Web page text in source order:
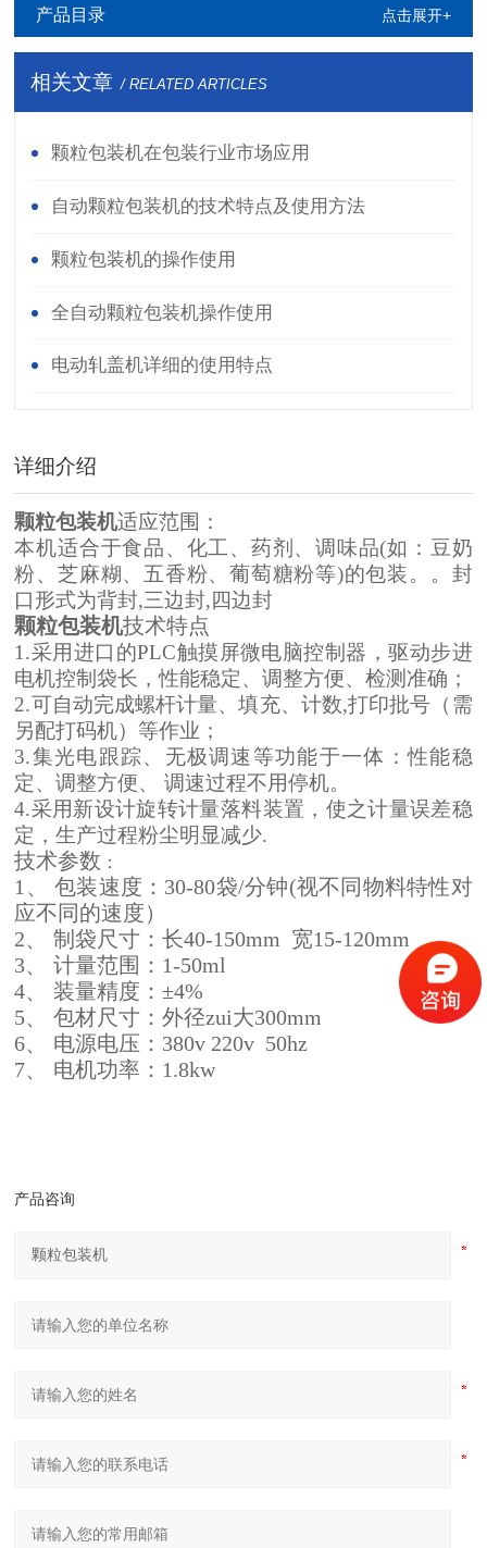
产品目录 点击展开+
相关文章 / RELATED ARTICLES
颗粒包装机在包装行业市场应用
自动颗粒包装机的技术特点及使用方法
颗粒包装机的操作使用
全自动颗粒包装机操作使用
电动轧盖机详细的使用特点
详细介绍
颗粒包装机适应范围：
本机适合于食品、化工、药剂、调味品(如：豆奶
粉、芝麻糊、五香粉、葡萄糖粉等)的包装。。封
口形式为背封,三边封,四边封
颗粒包装机技术特点
1.采用进口的PLC触摸屏微电脑控制器，驱动步进
电机控制袋长，性能稳定、调整方便、检测准确；
2.可自动完成螺杆计量、填充、计数,打印批号（需
另配打码机）等作业；
3.集光电跟踪、无极调速等功能于一体：性能稳
定、调整方便、 调速过程不用停机。
4.采用新设计旋转计量落料装置，使之计量误差稳
定，生产过程粉尘明显减少.
技术参数 ：
1 、 包装速度： 30-80袋/分钟(视不同物料特性对
应不同的速度）
2、 制袋尺寸：长40-150mm 宽15-120mm
3、 计量范围： 1-50ml
4、 装量精度：±4%
5、 包材尺寸：外径zui大300mm
6、 电源电压： 380v 220v 50hz
7、 电机功率： 1.8kw
产品咨询